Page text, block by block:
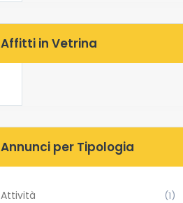
Affitti in Vetrina
Annunci per Tipologia
Attività (1)